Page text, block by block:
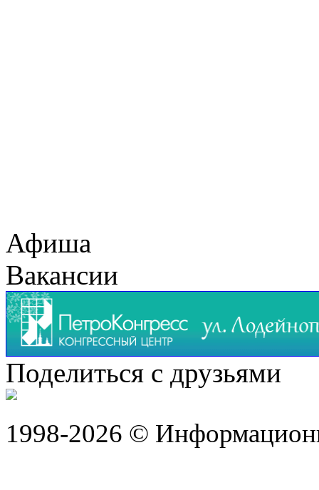
Афиша
Вакансии
Поделиться с друзьями
1998-2026 ©